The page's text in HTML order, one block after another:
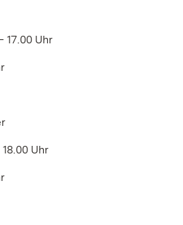
17.00 Uhr
Uhr